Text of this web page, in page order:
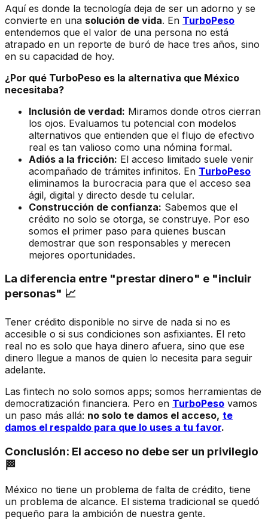
Aquí es donde la tecnología deja de ser un adorno y se
convierte en una solución de vida. En TurboPeso
entendemos que el valor de una persona no está
atrapado en un reporte de buró de hace tres años, sino
en su capacidad de hoy.
¿Por qué TurboPeso es la alternativa que México
necesitaba?
Inclusión de verdad: Miramos donde otros cierran
los ojos. Evaluamos tu potencial con modelos
alternativos que entienden que el flujo de efectivo
real es tan valioso como una nómina formal.
Adiós a la fricción: El acceso limitado suele venir
acompañado de trámites infinitos. En TurboPeso
eliminamos la burocracia para que el acceso sea
ágil, digital y directo desde tu celular.
Construcción de confianza: Sabemos que el
crédito no solo se otorga, se construye. Por eso
somos el primer paso para quienes buscan
demostrar que son responsables y merecen
mejores oportunidades.
La diferencia entre "prestar dinero" e "incluir
personas" 📈
Tener crédito disponible no sirve de nada si no es
accesible o si sus condiciones son asfixiantes. El reto
real no es solo que haya dinero afuera, sino que ese
dinero llegue a manos de quien lo necesita para seguir
adelante.
Las fintech no solo somos apps; somos herramientas de
democratización financiera. Pero en TurboPeso vamos
un paso más allá: no solo te damos el acceso, te
damos el respaldo para que lo uses a tu favor.
Conclusión: El acceso no debe ser un privilegio
🏁
México no tiene un problema de falta de crédito, tiene
un problema de alcance. El sistema tradicional se quedó
pequeño para la ambición de nuestra gente.